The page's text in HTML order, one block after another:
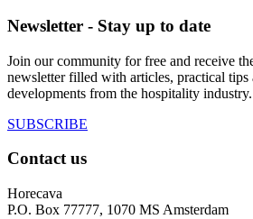
Newsletter - Stay up to date
Join our community for free and receive
newsletter filled with articles, practical tips
developments from the hospitality industry.
SUBSCRIBE
Contact us
Horecava
P.O. Box 77777, 1070 MS Amsterdam